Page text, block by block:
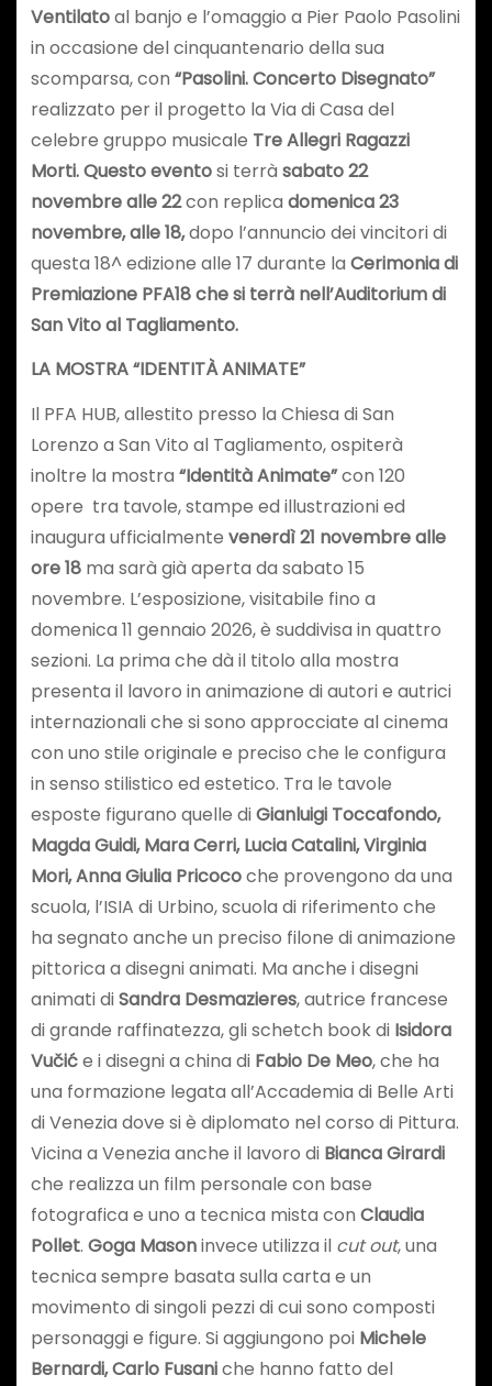
Ventilatoal banjo e l’omaggio a Pier Paolo Pasolini
in occasione del cinquantenario della sua
scomparsa, con “Pasolini. Concerto Disegnato”
realizzato per il progetto la Via di Casa del
celebre gruppo musicale Tre Allegri Ragazzi
Morti. Questo eventosi terrà sabato 22
novembre alle 22con replica domenica 23
novembre, alle 18,dopo l’annuncio dei vincitori di
questa 18^ edizione alle 17 durante la Cerimonia di
Premiazione PFA18 che si terrà nell’Auditorium di
San Vito al Tagliamento.
LA MOSTRA “IDENTITÀ ANIMATE”
Il PFA HUB, allestito presso la Chiesa di San
Lorenzo a San Vito al Tagliamento, ospiterà
inoltre la mostra “Identità Animate”con 120
opere tra tavole, stampe ed illustrazioni ed
inaugura ufficialmente venerdì 21 novembre alle
ore 18ma sarà già aperta da sabato 15
novembre. L’esposizione, visitabile fino a
domenica 11 gennaio 2026, è suddivisa in quattro
sezioni. La prima che dà il titolo alla mostra
presenta il lavoro in animazione di autori e autrici
internazionali che si sono approcciate al cinema
con uno stile originale e preciso che le configura
in senso stilistico ed estetico. Tra le tavole
esposte figurano quelle diGianluigi Toccafondo,
Magda Guidi, Mara Cerri, Lucia Catalini, Virginia
Mori, Anna Giulia Pricocoche provengono da una
scuola, l’ISIA di Urbino, scuola di riferimento che
ha segnato anche un preciso filone di animazione
pittorica a disegni animati. Ma anche i disegni
animati diSandra Desmazieres, autrice francese
di grande raffinatezza, gli schetch book di Isidora
Vučiće i disegni a china di Fabio De Meo, che ha
una formazione legata all’Accademia di Belle Arti
di Venezia dove si è diplomato nel corso di Pittura.
Vicina a Venezia anche il lavoro di Bianca Girardi
che realizza un film personale con base
fotografica e uno a tecnica mista con Claudia
Pollet. Goga Masoninvece utilizza il cut out, una
tecnica sempre basata sulla carta e un
movimento di singoli pezzi di cui sono composti
personaggi e figure. Si aggiungono poi Michele
Bernardi, Carlo Fusaniche hanno fatto del